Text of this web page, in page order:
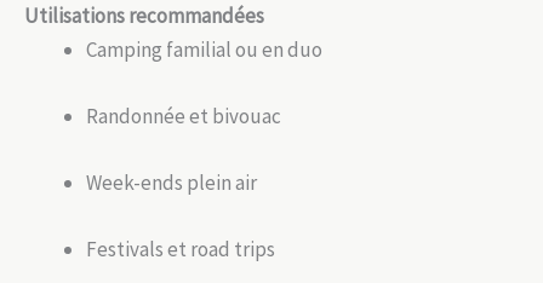
Utilisations recommandées
Camping familial ou en duo
Randonnée et bivouac
Week-ends plein air
Festivals et road trips